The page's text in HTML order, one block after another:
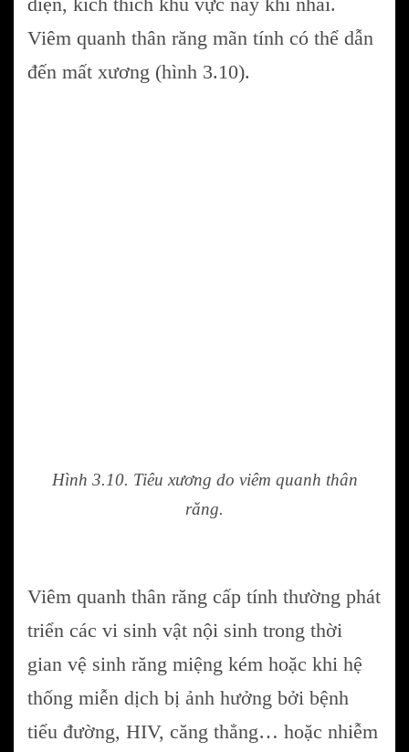
Viêm quanh thân răng mãn tính có thể dẫn
đến mất xương (hình 3.10).
Hình 3.10. Tiêu xương do viêm quanh thân
răng.
Viêm quanh thân răng cấp tính thường phát
triển các vi sinh vật nội sinh trong thời
gian vệ sinh răng miệng kém hoặc khi hệ
thống miễn dịch bị ảnh hưởng bởi bệnh
tiểu đường, HIV, căng thẳng… hoặc nhiễm